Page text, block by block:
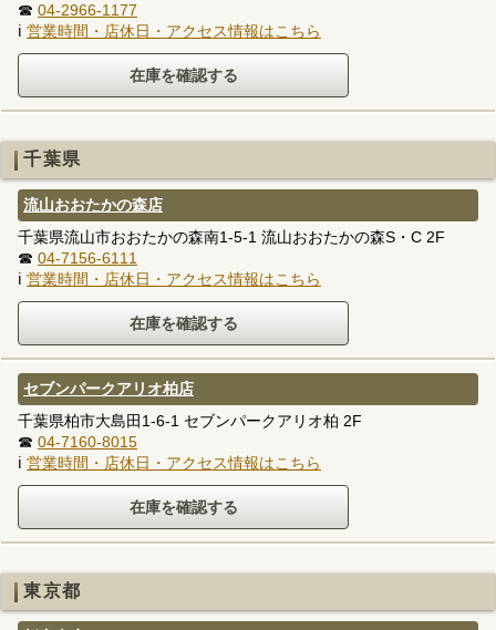
☎ 04-2966-1177
ℹ 営業時間・店休日・アクセス情報はこちら
千葉県
流山おおたかの森店
千葉県流山市おおたかの森南1-5-1 流山おおたかの森S・C 2F
☎ 04-7156-6111
ℹ 営業時間・店休日・アクセス情報はこちら
セブンパークアリオ柏店
千葉県柏市大島田1-6-1 セブンパークアリオ柏 2F
☎ 04-7160-8015
ℹ 営業時間・店休日・アクセス情報はこちら
東京都